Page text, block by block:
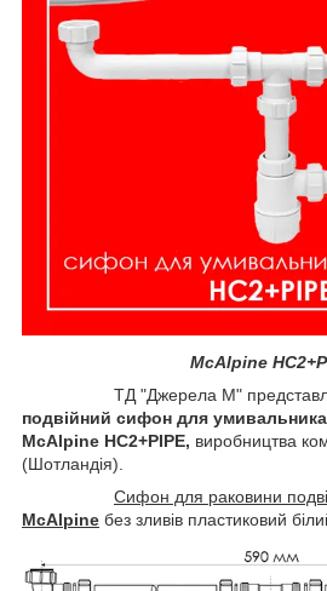
McAlpine
ТД "Джерела М" представляє
подвійний сифон для
McAlpine HC2+PIPE, виробництва
(Шотландія).
Сифон для раковини
McAlpine без зливів пластиковий